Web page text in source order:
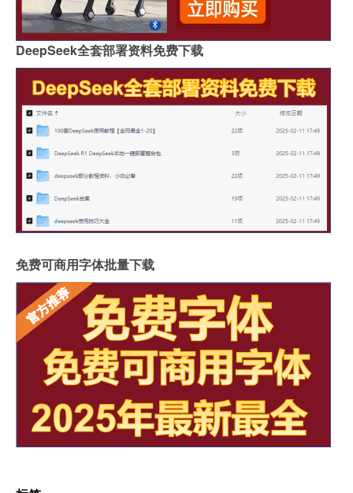
DeepSeek全套部署资料免费下载
免费可商用字体批量下载